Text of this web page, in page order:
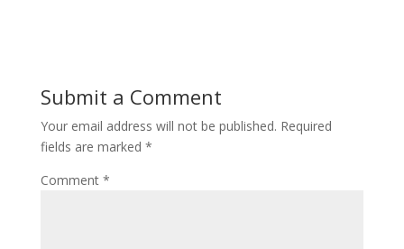
Submit a Comment
Your email address will not be published. Required
fields are marked *
Comment *